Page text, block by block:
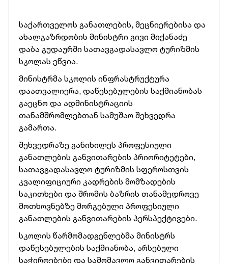
საქართველოს განათლების, მეცნიერებისა და
ახალგაზრდობის მინისტრი გივი მიქანაძე
დაბა გუდაურში სათავგადასავლო ტურიზმის
სკოლას ეწვია.
მინისტრმა სკოლის ინფრასტრუქტურა
დაათვალიერა, დაწესებულების საქმიანობას
გაეცნო და ადმინისტრაციის
თანამშრომლებთან სამუშაო შეხვედრა
გამართა.
შეხვედრაზე განიხილეს პროფესიული
განათლების განვითარების პრიორიტეტები,
სათავგადასავლო ტურიზმის სფეროსთვის
კვალიფიციური კადრების მომზადების
საკითხები და შრომის ბაზრის თანამედროვე
მოთხოვნებზე მორგებული პროფესიული
განათლების განვითარების პერსპექტივები.
სკოლის წარმომადგენლებმა მინისტრს
დაწესებულების საქმიანობა, არსებული
საჭიროებები და სამომავლო განვითარების